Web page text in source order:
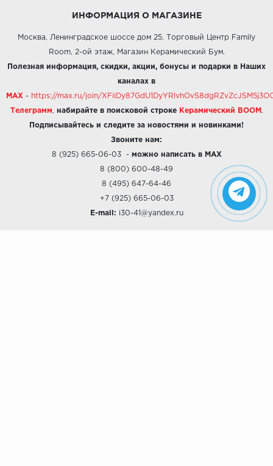
ИНФОРМАЦИЯ О МАГАЗИНЕ
Москва, Ленинградское шоссе дом 25, Торговый Центр Family
Room, 2-ой этаж, Магазин Керамический Бум.
Полезная информация, скидки, акции, бонусы и подарки в Наших
каналах в
MAX - https://max.ru/join/
Телеграмм набирайте в поисковой строке Керамический BOOM .
Подписывайтесь и следите за новостями и новинками!
Звоните нам:
8 (925) 665-06-03- можно написать в MAX
8 (800) 600-48-49
8 (495) 647-64-46
+7 (925) 665-06-03
E-mail: i30-41@yandex.ru